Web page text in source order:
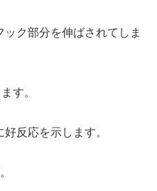
ク部分を伸ばされてしま
す。
反応を示します。